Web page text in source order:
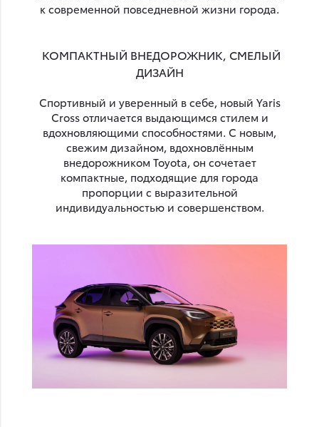
к современной повседневной жизни города.
КОМПАКТНЫЙ ВНЕДОРОЖНИК, СМЕЛЫЙ
ДИЗАЙН
Спортивный и уверенный в себе, новый Yaris
Cross отличается выдающимся стилем и
вдохновляющими способностями. С новым,
свежим дизайном, вдохновлённым
внедорожником Toyota, он сочетает
компактные, подходящие для города
пропорции с выразительной
индивидуальностью и совершенством.